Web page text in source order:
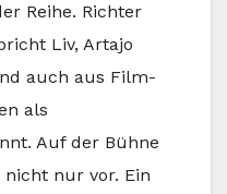
Reihe. Richter
Liv, Artajo
auch aus Film-
als
Auf der Bühne
nicht nur vor. Ein